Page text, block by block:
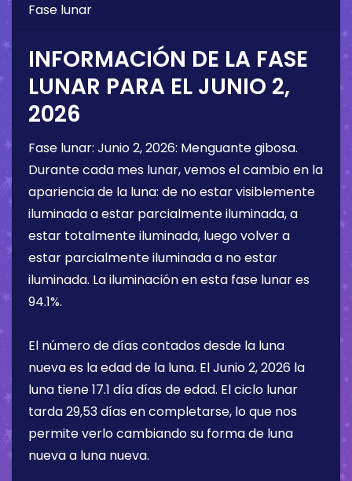
Fase lunar
INFORMACIÓN DE LA FASE
LUNAR PARA EL JUNIO 2,
2026
Fase lunar: Junio 2, 2026: Menguante gibosa.
Durante cada mes lunar, vemos el cambio en la
apariencia de la luna: de no estar visiblemente
iluminada a estar parcialmente iluminada, a
estar totalmente iluminada, luego volver a
estar parcialmente iluminada a no estar
iluminada. La iluminación en esta fase lunar es
94.1%.
El número de días contados desde la luna
nueva es la edad de la luna. ElJunio 2, 2026 la
luna tiene17.1 díadías de edad. El ciclo lunar
tarda 29,53 días en completarse, lo que nos
permite verlo cambiando su forma de luna
nueva a luna nueva.